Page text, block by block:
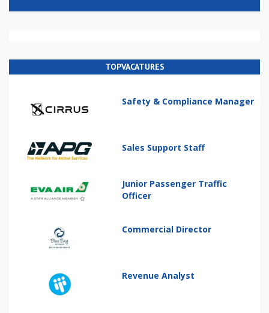
TOPVACATURES
Safety & Compliance Manager
Sales Support Staff
Junior Passenger Traffic
Officer
Commercial Director
Revenue Analyst